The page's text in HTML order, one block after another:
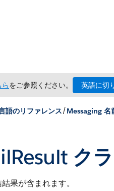
らをご参照ください。 英語に切
語のリファレンス/Messaging 名
ク
果が含まれます。